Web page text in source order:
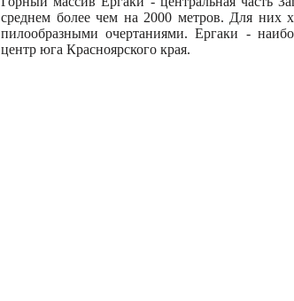
среднем более чем на 2000 метров. Для них
пилообразными очертаниями. Ергаки -
центр юга Красноярского края.